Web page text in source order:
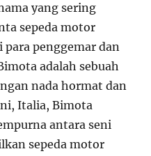
yang sering
sepeda motor
penggemar dan
adalah sebuah
nada hormat dan
Italia, Bimota
antara seni
sepeda motor